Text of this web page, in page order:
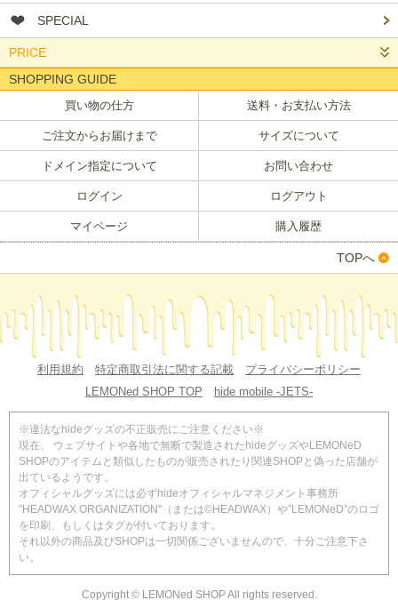
SPECIAL
PRICE
SHOPPING GUIDE
買い物の仕方 送料・お支払い方法
ご注文からお届けまで サイズについて
ドメイン指定について お問い合わせ
ログイン ログアウト
マイページ 購入履歴
TOPへ
利用規約 特定商取引法に関する記載
プライバシーポリシー
LEMONed SHOP TOP
hide mobile -JETS-
※違法なhideグッズの不正販売にご注意ください※
現在、 ウェブサイトや各地で無断で製造されたhideグッズやLEMONeD
SHOPのアイテムと類似したものが販売されたり関連SHOPと偽った店舗が
出ているようです。
オフィシャルグッズには必ずhideオフィシャルマネジメント事務所
"HEADWAX ORGANIZATION"（または©HEADWAX）や”LEMONeD”のロゴ
を印刷、もしくはタグが付いております。
それ以外の商品及びSHOPは一切関係ございませんので、十分ご注意下さ
い。
Copyright © LEMONed SHOP All rights reserved.